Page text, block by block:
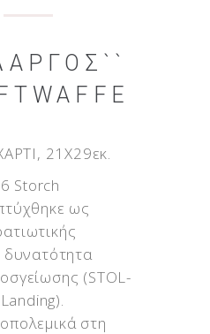
21X29εκ.
Storch
ως
δυνατότητα
(STOL-
στη